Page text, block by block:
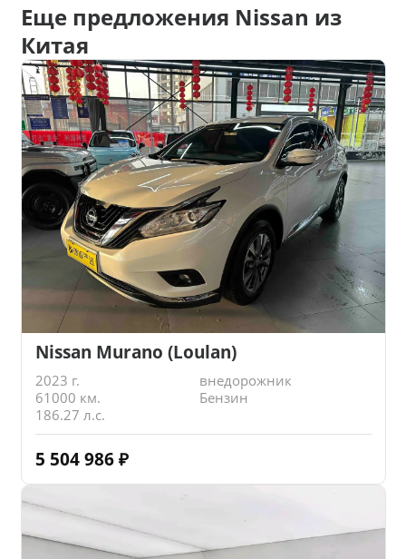
Еще предложения Nissan из
Китая
Nissan Murano (Loulan)
2023 г.
внедорожник
61000 км.
Бензин
186.27 л.с.
5 504 986 ₽